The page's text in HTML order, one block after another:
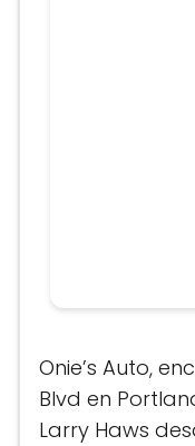
Onie’s Auto,
Blvd en
Larry Haws